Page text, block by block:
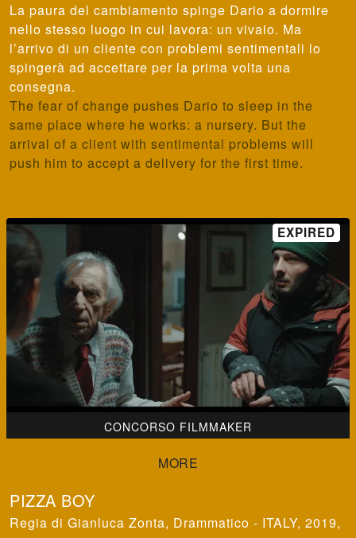
La paura del cambiamento spinge Dario a dormire
nello stesso luogo in cui lavora: un vivaio. Ma
l’arrivo di un cliente con problemi sentimentali lo
spingerà ad accettare per la prima volta una
consegna.
The fear of change pushes Dario to sleep in the
same place where he works: a nursery. But the
arrival of a client with sentimental problems will
push him to accept a delivery for the first time.
CONCORSO FILMMAKER
PIZZA BOY
Gianluca Zonta, Drammatico - ITALY, 2019,